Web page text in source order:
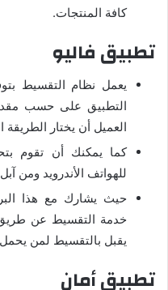
كافة المنتجات.
تطبيق فاليو
يعمل نظام التقسيط
التطبيق على حسب
العميل أن يختار
كما يمكنك أن تقوم
للهواتف الأندرويد ومن
حيث يشارك مع هذا
خدمة التقسيط عن طريق
يقبل بالتقسيط لمن
تطبيق أمان